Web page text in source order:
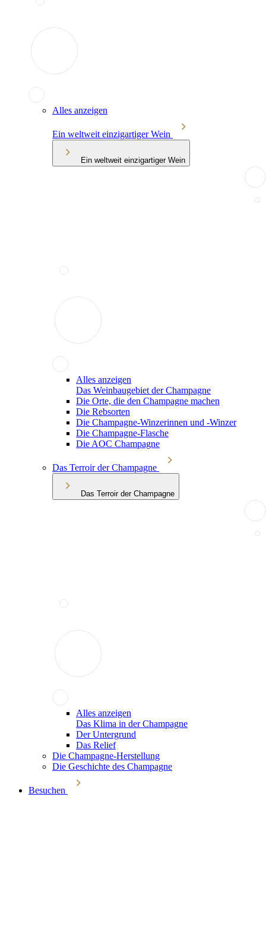
Alles anzeigen
Ein weltweit einzigartiger Wein
Ein weltweit einzigartiger Wein
Alles anzeigen
Das Weinbaugebiet der Champagne
Die Orte, die den Champagne machen
Die Rebsorten
Die Champagne-Winzerinnen und -Winzer
Die Champagne-Flasche
Die AOC Champagne
Das Terroir der Champagne
Das Terroir der Champagne
Alles anzeigen
Das Klima in der Champagne
Der Untergrund
Das Relief
Die Champagne-Herstellung
Die Geschichte des Champagne
Besuchen